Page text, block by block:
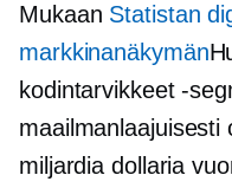
Mukaan Statistan
markkinanäkymän
kodintarvikkeet -
maailmanlaajuisesti
miljardia dollaria